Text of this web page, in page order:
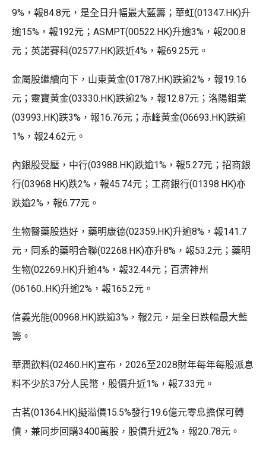
9%，報84.8元，是全日升幅最大藍籌；華虹(01347.HK)升
逾15%，報192元；ASMPT(00522.HK)升逾3%，報200.8
元；英諾賽科(02577.HK)跌近4%，報69.25元。
金屬股繼續向下，山東黃金(01787.HK)跌逾2%，報19.16
元；靈寶黃金(03330.HK)跌逾2%，報12.87元；洛陽鉬業
(03993.HK)跌3%，報16.76元；赤峰黃金(06693.HK)跌逾
1%，報24.62元。
內銀股受壓，中行(03988.HK)跌逾1%，報5.27元；招商銀
行(03968.HK)跌2%，報45.74元；工商銀行(01398.HK)亦
跌逾2%，報6.77元。
生物醫藥股造好，藥明康德(02359.HK)升逾8%，報141.7
元，同系的藥明合聯(02268.HK)亦升8%，報53.2元；藥明
生物(02269.HK)升逾4%，報32.44元；百濟神州
(06160..HK)升逾2%，報165.2元。
信義光能(00968.HK)跌逾3%，報2元，是全日跌幅最大藍
籌。
華潤飲料(02460.HK)宣布，2026至2028財年每年每股派息
料不少於37分人民幣，股價升近1%，報7.33元。
古茗(01364.HK)擬溢價15.5%發行19.6億元零息擔保可轉
債，兼同步回購3400萬股，股價升近2%，報20.78元。